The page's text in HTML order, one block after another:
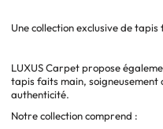
Une collection exclusive de
LUXUS Carpet propose
tapis faits main, soigneusement
authenticité.
Notre collection comprend :